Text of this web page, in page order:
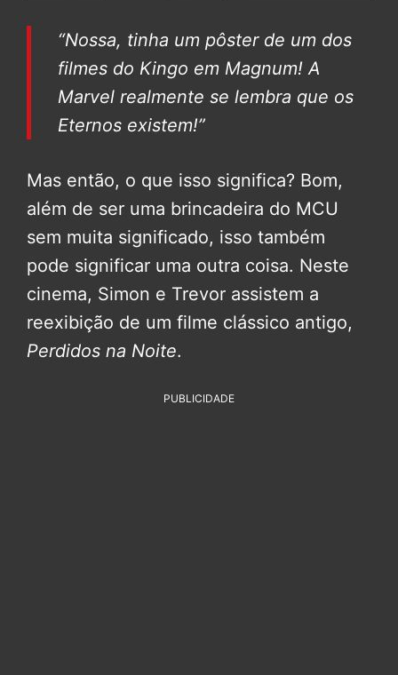
“Nossa, tinha um pôster de um dos
filmes do Kingo em Magnum! A
Marvel realmente se lembra que os
Eternos existem!”
Mas então, o que isso significa? Bom,
além de ser uma brincadeira do MCU
sem muita significado, isso também
pode significar uma outra coisa. Neste
cinema, Simon e Trevor assistem a
reexibição de um filme clássico antigo,
Perdidos na Noite.
PUBLICIDADE